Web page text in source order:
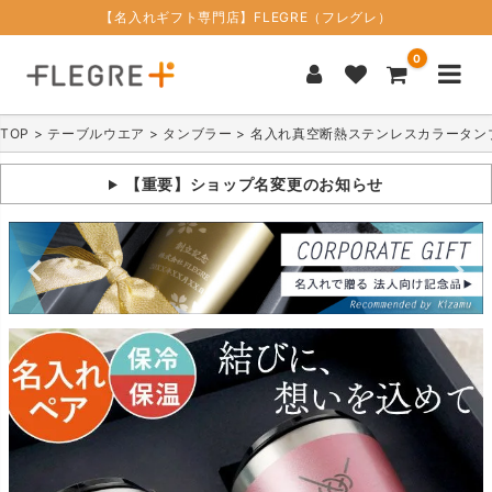
【名入れギフト専門店】FLEGRE（フレグレ）
0
TOP テーブルウエア タンブラー 名入れ真空断熱ステンレスカラータ
【重要】ショップ名変更のお知らせ